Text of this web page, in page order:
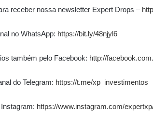
receber nossa newsletter Expert Drops –
no WhatsApp: https://bit.ly/48njyl6
também pelo Facebook: http://
do Telegram: https://t.me/xp_investimentos
https://www.instagram.com/